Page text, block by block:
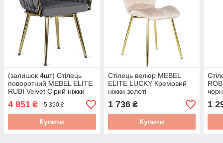
(залишок 4шт) Стілець
поворотний MEBEL ELITE
RUBI Velvet Сірий ніжки
золоті ME.RUBI/P/ZL/V/K
4 851 ₴ 5 390 ₴
Купити
Стілець велюр MEBEL
ELITE LUCKY Кремовий
ніжки золоті
ME.LUCKY/KR/ZL/V/K
1 736₴
Купити
1